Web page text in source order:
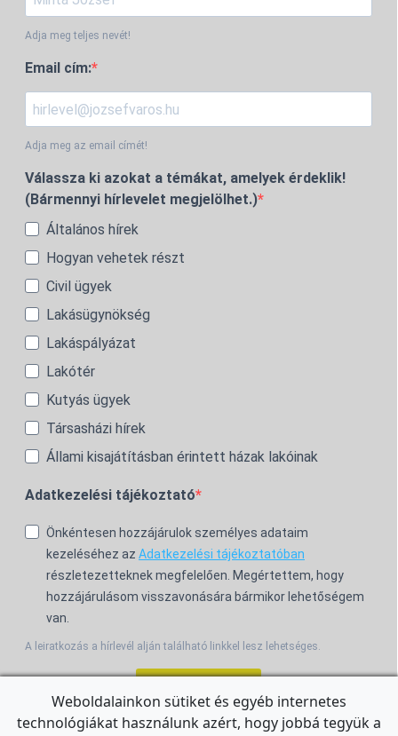
Adja meg teljes nevét!
Email cím:
Adja meg az email címét!
Válassza ki azokat a témákat, amelyek érdeklik!
(Bármennyi hírlevelet megjelölhet.)
Általános hírek
Hogyan vehetek részt
Civil ügyek
Lakásügynökség
Lakáspályázat
Lakótér
Kutyás ügyek
Társasházi hírek
Állami kisajátításban érintett házak lakóinak
Adatkezelési tájékoztató
Önkéntesen hozzájárulok személyes adataim
kezeléséhez az Adatkezelési tájékoztatóban
részletezetteknek megfelelően. Megértettem, hogy
hozzájárulásom visszavonására bármikor lehetőségem
van.
A leiratkozás a hírlevél alján található linkkel lesz lehetséges.
Weboldalainkon sütiket és egyéb internetes
technológiákat használunk azért, hogy jobbá tegyük a